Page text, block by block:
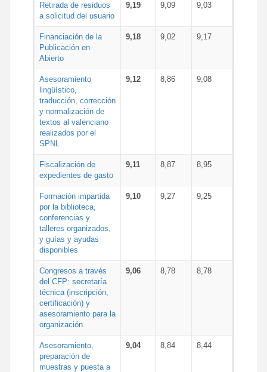
Retirada de residuos
a solicitud del usuario
9,19 9,09 9,03
Financiación de la
Publicación en
Abierto
9,18 9,02 9,17
Asesoramiento
lingüístico,
traducción, corrección
y normalización de
textos al valenciano
realizados por el
SPNL
9,12 8,86 9,08
Fiscalización de
expedientes de gasto
9,11 8,87 8,95
Formación impartida
por la biblioteca,
conferencias y
talleres organizados,
y guías y ayudas
disponibles
9,10 9,27 9,25
Congresos a través
del CFP: secretaría
técnica (inscripción,
certificación) y
asesoramiento para la
organización.
9,06 8,78 8,78
Asesoramiento,
preparación de
muestras y puesta a
9,04 8,84 8,44